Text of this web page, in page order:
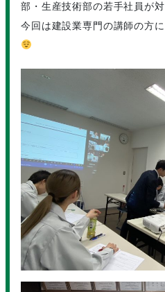
部・生産技術部の若手社員が対
今回は建設業専門の講師の方